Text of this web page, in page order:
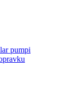
pumpi